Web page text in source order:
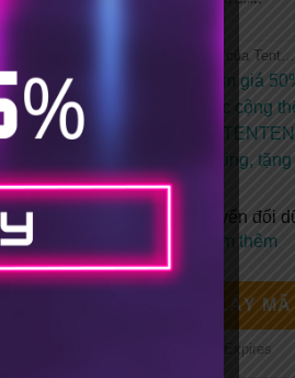
Tất cả coupon của Tenten
Coupon giảm giá
hosting hoặc cộng
sử dụng tại
chuyển hosting,
SEO
Chi phí chuyển đổi
Xem thêm
LẤY MÃ
No Expires